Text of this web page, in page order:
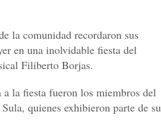
la comunidad recordaron sus
en una inolvidable fiesta del
Filiberto Borjas.
la fiesta fueron los miembros del
quienes exhibieron parte de su